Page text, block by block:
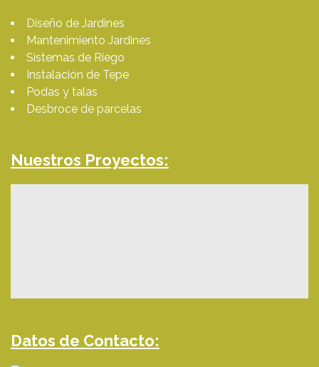
Diseño de Jardines
Mantenimiento Jardines
Sistemas de Riego
Instalación de Tepe
Podas y talas
Desbroce de parcelas
Nuestros Proyectos:
Datos de Contacto: